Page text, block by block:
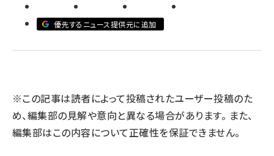
セミナー (2303)
z世代 (1622)
meo (1275)
優先するニュース提供元に追加
※この記事は読者によって投稿されたユーザー投稿のた
め、編集部の見解や意向と異なる場合があります。 また、
編集部はこの内容について正確性を保証できません。